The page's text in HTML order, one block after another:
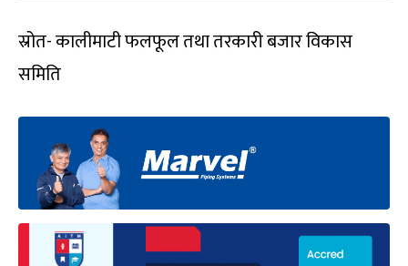
स्रोत- कालीमाटी फलफूल तथा तरकारी बजार विकास
समिति